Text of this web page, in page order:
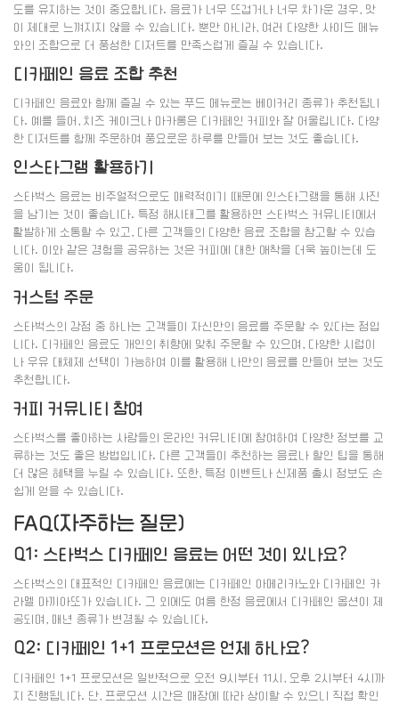
도를 유지하는 것이 중요합니다. 음료가 너무 뜨겁거나 너무 차가운 경우, 맛
이 제대로 느껴지지 않을 수 있습니다. 뿐만 아니라, 여러 다양한 사이드 메뉴
와의 조합으로 더 풍성한 디저트를 만족스럽게 즐길 수 있습니다.
디카페인 음료 조합 추천
디카페인 음료와 함께 즐길 수 있는 푸드 메뉴로는 베이커리 종류가 추천됩니
다. 예를 들어, 치즈 케이크나 마카롱은 디카페인 커피와 잘 어울립니다. 다양
한 디저트를 함께 주문하여 풍요로운 하루를 만들어 보는 것도 좋습니다.
인스타그램 활용하기
스타벅스 음료는 비주얼적으로도 매력적이기 때문에 인스타그램을 통해 사진
을 남기는 것이 좋습니다. 특정 해시태그를 활용하면 스타벅스 커뮤니티에서
활발하게 소통할 수 있고, 다른 고객들의 다양한 음료 조합을 참고할 수 있습
니다. 이와 같은 경험을 공유하는 것은 커피에 대한 애착을 더욱 높이는데 도
움이 됩니다.
커스텀 주문
스타벅스의 강점 중 하나는 고객들이 자신만의 음료를 주문할 수 있다는 점입
니다. 디카페인 음료도 개인의 취향에 맞춰 주문할 수 있으며, 다양한 시럽이
나 우유 대체제 선택이 가능하여 이를 활용해 나만의 음료를 만들어 보는 것도
추천합니다.
커피 커뮤니티 참여
스타벅스를 좋아하는 사람들의 온라인 커뮤니티에 참여하여 다양한 정보를 교
류하는 것도 좋은 방법입니다. 다른 고객들이 추천하는 음료나 할인 팁을 통해
더 많은 혜택을 누릴 수 있습니다. 또한, 특정 이벤트나 신제품 출시 정보도 손
쉽게 얻을 수 있습니다.
FAQ(자주하는 질문)
Q1: 스타벅스 디카페인 음료는 어떤 것이 있나요?
스타벅스의 대표적인 디카페인 음료에는 디카페인 아메리카노와 디카페인 카
라멜 마끼아또가 있습니다. 그 외에도 여름 한정 음료에서 디카페인 옵션이 제
공되며, 매년 종류가 변경될 수 있습니다.
Q2: 디카페인 1+1 프로모션은 언제 하나요?
디카페인 1+1 프로모션은 일반적으로 오전 9시부터 11시, 오후 2시부터 4시까
지 진행됩니다. 단, 프로모션 시간은 매장에 따라 상이할 수 있으니 직접 확인